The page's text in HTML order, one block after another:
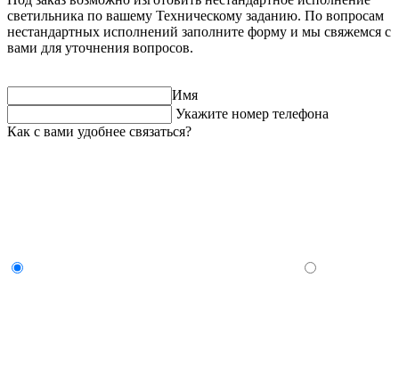
светильника по вашему Техническому заданию. По вопросам
нестандартных исполнений заполните форму и мы свяжемся с
вами для уточнения вопросов.
Имя
Укажите номер телефона
Как с вами удобнее связаться?